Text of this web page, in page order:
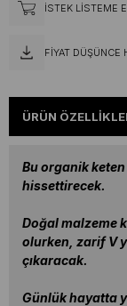
İSTEK LISTEME
FIYAT DÜŞÜNCE
ÜRÜN
Bu organik
hissettirecek.
Doğal malzeme
olurken, zarif V
çıkaracak.
Günlük hayatta